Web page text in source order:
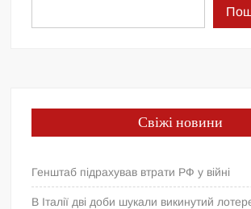
Свіжі новини
Генштаб підрахував втрати РФ у війні
В Італії дві доби шукали викинутий